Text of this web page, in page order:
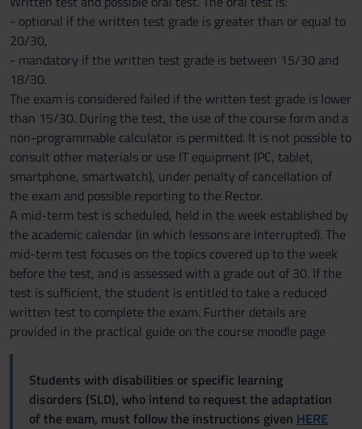
- optional if the written test grade is greater than or equal to
20/30,
- mandatory if the written test grade is between 15/30 and
18/30.
The exam is considered failed if the written test grade is lower
than 15/30. During the test, the use of the course form and a
non-programmable calculator is permitted. It is not possible to
consult other materials or use IT equipment (PC, tablet,
smartphone, smartwatch), under penalty of cancellation of
the exam and possible reporting to the Rector.
A mid-term test is scheduled, held in the week established by
the academic calendar (in which lessons are interrupted). The
mid-term test focuses on the topics covered up to the week
before the test, and is assessed with a grade out of 30. If the
test is sufficient, the student is entitled to take a reduced
written test to complete the exam. Further details are
provided in the practical guide on the course moodle page
Students with disabilities or specific learning
disorders (SLD), who intend to request the adaptation
of the exam, must follow the instructions given HERE